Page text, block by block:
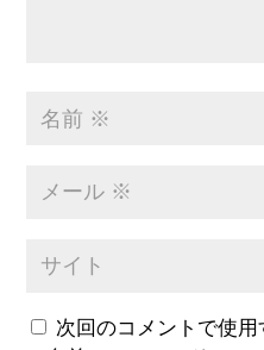
次回のコメントで使